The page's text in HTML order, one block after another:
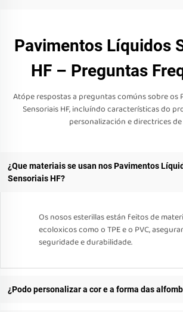
Pavimentos Líquidos
HF – Preguntas
Atópe respostas a preguntas comúns sobre os
Sensoriais HF, incluíndo características do
personalización e directrices
¿Que materiais se usan nos Pavimentos
Sensoriais HF?
Os nosos esterillas están feitos de
ecoloxicos como o TPE e o PVC,
seguridade e durabilidade.
¿Podo personalizar a cor e a forma das